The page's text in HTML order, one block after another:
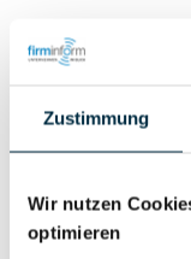
Zustimmung
Wir nutzen
optimieren
Geschäftsführer